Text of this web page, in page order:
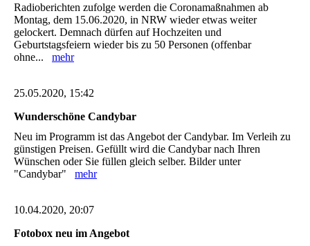
Radioberichten zufolge werden die Coronamaßnahmen ab
Montag, dem 15.06.2020, in NRW wieder etwas weiter
gelockert. Demnach dürfen auf Hochzeiten und
Geburtstagsfeiern wieder bis zu 50 Personen (offenbar
ohne... mehr
25.05.2020, 15:42
Wunderschöne Candybar
Neu im Programm ist das Angebot der Candybar. Im Verleih zu
günstigen Preisen. Gefüllt wird die Candybar nach Ihren
Wünschen oder Sie füllen gleich selber. Bilder unter
"Candybar" mehr
10.04.2020, 20:07
Fotobox neu im Angebot